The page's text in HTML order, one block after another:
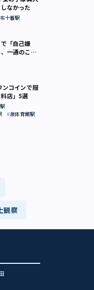
なかった
十番駅
「自己嫌
一通のここ
ンコインで服
店」5選
泉体育館駅
観察